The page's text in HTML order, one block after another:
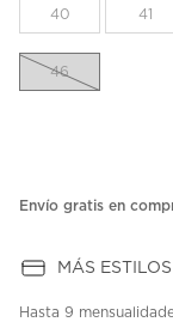
40 41
46
Envío gratis en
MÁS
Hasta 9